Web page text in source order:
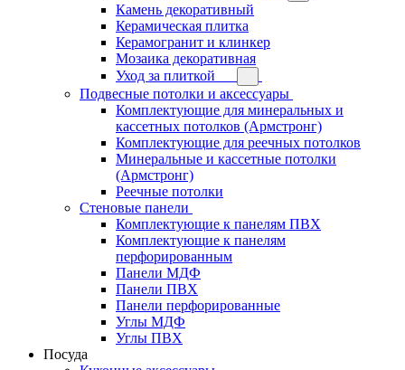
Камень декоративный
Керамическая плитка
Керамогранит и клинкер
Мозаика декоративная
Уход за плиткой
Подвесные потолки и аксессуары
Комплектующие для минеральных и
кассетных потолков (Армстронг)
Комплектующие для реечных потолков
Минеральные и кассетные потолки
(Армстронг)
Реечные потолки
Стеновые панели
Комплектующие к панелям ПВХ
Комплектующие к панелям
перфорированным
Панели МДФ
Панели ПВХ
Панели перфорированные
Углы МДФ
Углы ПВХ
Посуда